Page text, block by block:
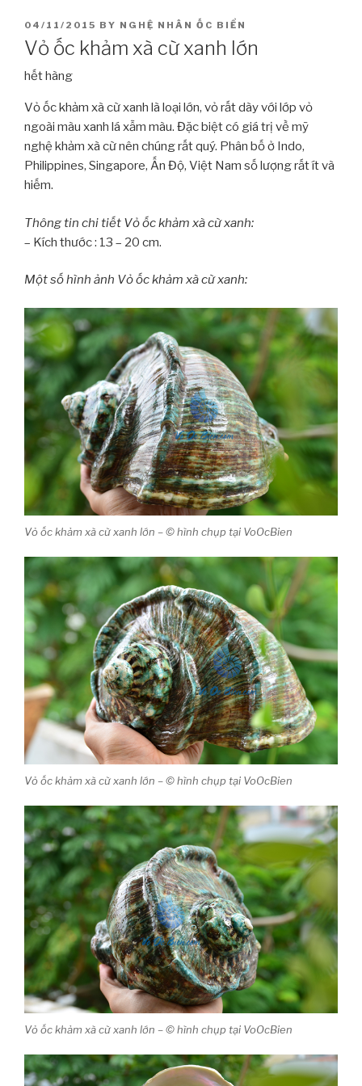
POSTED
ON
04/11/2015 BY NGHỆ NHÂN ỐC BIỂN
Vỏ ốc khảm xà cừ xanh lớn
hết hàng
Vỏ ốc khảm xà cừ xanh là loại lớn, vỏ rất dày với lớp vỏ
ngoài màu xanh lá xẫm màu. Đặc biệt có giá trị về mỹ
nghệ khảm xà cừ nên chúng rất quý. Phân bố ở Indo,
Philippines, Singapore, Ấn Độ, Việt Nam số lượng rất ít và
hiếm.
Thông tin chi tiết Vỏ ốc khảm xà cừ xanh:
– Kích thước : 13 – 20 cm.
Một số hình ảnh Vỏ ốc khảm xà cừ xanh:
Vỏ ốc khảm xà cừ xanh lớn – © hình chụp tại VoOcBien
Vỏ ốc khảm xà cừ xanh lớn – © hình chụp tại VoOcBien
Vỏ ốc khảm xà cừ xanh lớn – © hình chụp tại VoOcBien